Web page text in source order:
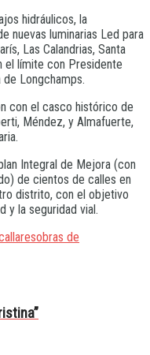
hidráulicos, la
nuevas luminarias Led para
Las Calandrias, Santa
el límite con Presidente
Longchamps.
con el casco histórico de
Méndez, y Almafuerte,
Integral de Mejora (con
de cientos de calles en
distrito, con el objetivo
y la seguridad vial.
obras de